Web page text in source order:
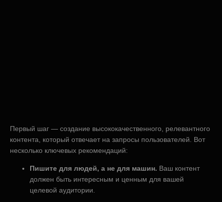
Первый шаг — создание высококачественного, релевантного
контента, который отвечает на запросы пользователей. Вот
несколько ключевых рекомендаций:
Пишите для людей, а не для машин. Ваш контент
должен быть интересным и ценным для вашей
целевой аудитории.